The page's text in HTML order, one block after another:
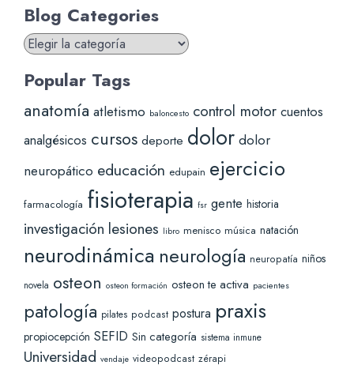
Blog Categories
Blog
Categories
Popular Tags
anatomía atletismo baloncesto control motor cuentos
analgésicos cursos deporte dolor dolor
neuropático educación edupain ejercicio
farmacología fisioterapia fsr gente historia
investigación lesiones libro menisco música natación
neurodinámica neurología neuropatía niños
novela osteon osteon formación osteon te activa pacientes
patología pilates podcast postura praxis
propiocepción SEFID Sin categoría sistema inmune
Universidad vendaje videopodcast zérapi